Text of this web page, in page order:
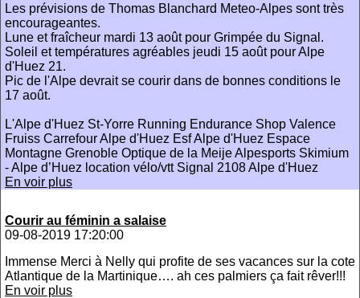
Les prévisions de Thomas Blanchard Meteo-Alpes sont très
encourageantes.
Lune et fraîcheur mardi 13 août pour Grimpée du Signal.
Soleil et températures agréables jeudi 15 août pour Alpe
d'Huez 21.
Pic de l'Alpe devrait se courir dans de bonnes conditions le
17 août.
L'Alpe d'Huez St-Yorre Running Endurance Shop Valence
Fruiss Carrefour Alpe d'Huez Esf Alpe d'Huez Espace
Montagne Grenoble Optique de la Meije Alpesports Skimium
- Alpe d’Huez location vélo/vtt Signal 2108 Alpe d'Huez
En voir plus
Courir au féminin a salaise
09-08-2019 17:20:00
Immense Merci à Nelly qui profite de ses vacances sur la cote
Atlantique de la Martinique…. ah ces palmiers ça fait rêver!!!
En voir plus